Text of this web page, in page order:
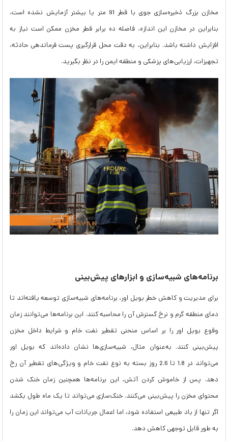
مخازن بزرگ ذخیره‌سازی جوی با قطر 91 متر یا بیشتر آزمایش نشده است،
بنابراین در مخازن این اندازه، فاصله ده برابر قطر مخزن ممکن است نیاز به
افزایش داشته باشد. بنابراین، به دقت محل قرارگیری پست فرماندهی حادثه،
تجهیزات، ارزیابی‌های پزشکی و منطقه ایمن را در نظر بگیرید.
برنامه‌های شبیه‌سازی و ابزارهای پیش‌بینی
برای مدیریت و کاهش خطر بویل اور، برنامه‌های شبیه‌سازی توسعه یافته‌اند تا
دمای منطقه گرم و نرخ گسترش آن را محاسبه کنند. این برنامه‌ها می‌توانند زمان
وقوع بویل اور را بر اساس منحنی تقطیر نفت خام و شرایط داخل مخزن
پیش‌بینی کنند. به‌عنوان مثال، شبیه‌سازی‌ها نشان داده‌اند که بویل اور
می‌تواند در 1.8 تا 2.6 روز بسته به نوع نفت خام و ویژگی‌های تقطیر آن رخ
دهد. پس از خاموش کردن آتش، این برنامه‌ها همچنین زمان خنک شدن
محتوای مخزن را پیش‌بینی می‌کنند. خنک‌سازی می‌تواند تا یک ماه طول بکشد
اگر تنها از باد طبیعی استفاده شود، اما اعمال جریانات آب می‌تواند این زمان را
به طور قابل توجهی کاهش دهد.